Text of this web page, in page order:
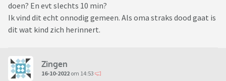
doen? En evt slechts 10 min?
Ik vind dit echt onnodig gemeen. Als oma straks dood gaat is
dit wat kind zich herinnert.
Zingen
16-10-2022 om 14:53